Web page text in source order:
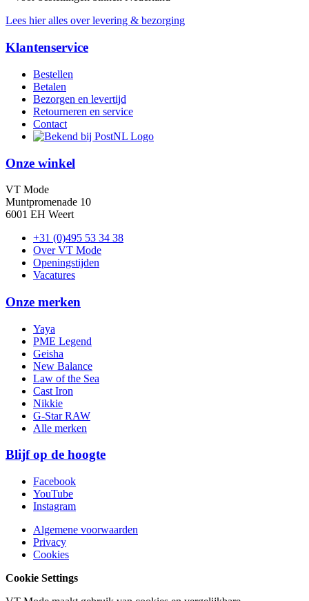
Lees hier alles over levering & bezorging
Klantenservice
Bestellen
Betalen
Bezorgen en levertijd
Retourneren en service
Contact
Onze winkel
VT Mode
Muntpromenade 10
6001 EH Weert
+31 (0)495 53 34 38
Over VT Mode
Openingstijden
Vacatures
Onze merken
Yaya
PME Legend
Geisha
New Balance
Law of the Sea
Cast Iron
Nikkie
G-Star RAW
Alle merken
Blijf op de hoogte
Facebook
YouTube
Instagram
Algemene voorwaarden
Privacy
Cookies
Cookie Settings